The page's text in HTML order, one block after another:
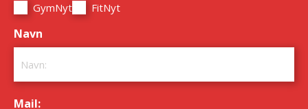
GymNyt FitNyt
Navn
Mail: